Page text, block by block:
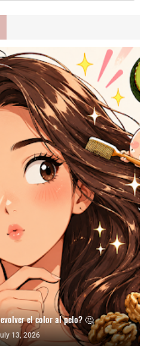
el color al pelo? 🤔
13, 2026